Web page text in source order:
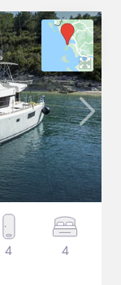
4 4